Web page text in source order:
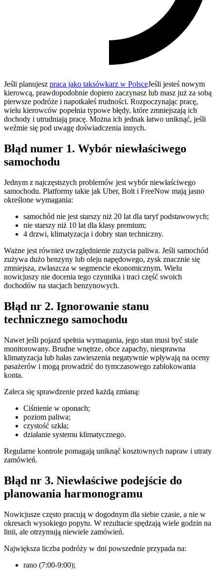
Jeśli planujesz praca jako taksówkarz w PolsceJeśli jesteś nowym
kierowcą, prawdopodobnie dopiero zaczynasz lub masz już za sobą
pierwsze podróże i napotkałeś trudności. Rozpoczynając pracę,
wielu kierowców popełnia typowe błędy, które zmniejszają ich
dochody i utrudniają pracę. Można ich jednak łatwo uniknąć, jeśli
weźmie się pod uwagę doświadczenia innych.
Błąd numer 1. Wybór niewłaściwego
samochodu
Jednym z najczęstszych problemów jest wybór niewłaściwego
samochodu. Platformy takie jak Uber, Bolt i FreeNow mają jasno
określone wymagania:
samochód nie jest starszy niż 20 lat dla taryf podstawowych;
nie starszy niż 10 lat dla klasy premium;
4 drzwi, klimatyzacja i dobry stan techniczny.
Ważne jest również uwzględnienie zużycia paliwa. Jeśli samochód
zużywa dużo benzyny lub oleju napędowego, zysk znacznie się
zmniejsza, zwłaszcza w segmencie ekonomicznym. Wielu
nowicjuszy nie docenia tego czynnika i traci część swoich
dochodów na stacjach benzynowych.
Błąd nr 2. Ignorowanie stanu
technicznego samochodu
Nawet jeśli pojazd spełnia wymagania, jego stan musi być stale
monitorowany. Brudne wnętrze, obce zapachy, niesprawna
klimatyzacja lub hałas zawieszenia negatywnie wpływają na oceny
pasażerów i mogą prowadzić do tymczasowego zablokowania
konta.
Zaleca się sprawdzenie przed każdą zmianą:
Ciśnienie w oponach;
poziom paliwa;
czystość szkła;
działanie systemu klimatycznego.
Regularne kontrole pomagają uniknąć kosztownych napraw i utraty
zamówień.
Błąd nr 3. Niewłaściwe podejście do
planowania harmonogramu
Nowicjusze często pracują w dogodnym dla siebie czasie, a nie w
okresach wysokiego popytu. W rezultacie spędzają wiele godzin na
linii, ale otrzymują niewiele zamówień.
Największa liczba podróży w dni powszednie przypada na:
rano (7:00-9:00);